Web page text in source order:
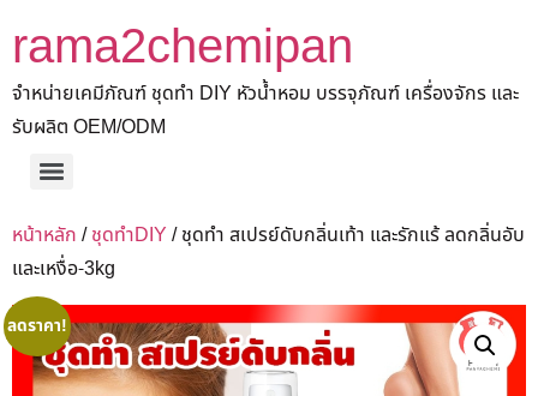
rama2chemipan
จำหน่ายเคมีภัณฑ์ ชุดทำ DIY หัวน้ำหอม บรรจุภัณฑ์ เครื่องจักร และ
รับผลิต OEM/ODM
หน้าหลัก /ชุดทำDIY / ชุดทำ สเปรย์ดับกลิ่นเท้า และรักแร้ ลดกลิ่นอับ
และเหงื่อ-3kg
ลดราคา!